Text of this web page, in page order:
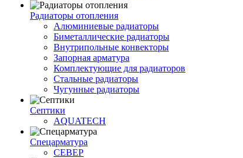
Радиаторы отопления
Алюминиевые радиаторы
Биметаллические радиаторы
Внутрипольные конвекторы
Запорная арматура
Комплектующие для радиаторов
Стальные радиаторы
Чугунные радиаторы
Септики
AQUATECH
Спецарматура
СЕВЕР